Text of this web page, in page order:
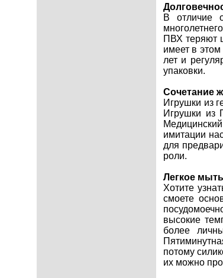
В отличие
ПВХ теряют
имеет в
лет и
упаковки.
Сочетание
Игрушки из
Игрушки из
имитации
для
роли.
Легкое
Хотите
смоете
высокие
более
потому
их можно